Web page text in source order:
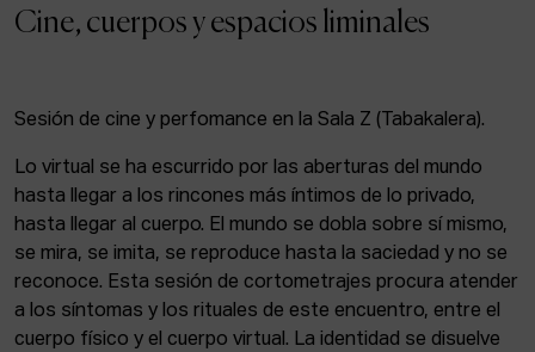
Intranet
Cine, cuerpos y espacios liminales
Sesión de cine y perfomance en la Sala Z (Tabakalera).
Lo virtual se ha escurrido por las aberturas del mundo
hasta llegar a los rincones más íntimos de lo privado,
hasta llegar al cuerpo. El mundo se dobla sobre sí mismo,
se mira, se imita, se reproduce hasta la saciedad y no se
reconoce. Esta sesión de cortometrajes procura atender
a los síntomas y los rituales de este encuentro, entre el
cuerpo físico y el cuerpo virtual. La identidad se disuelve